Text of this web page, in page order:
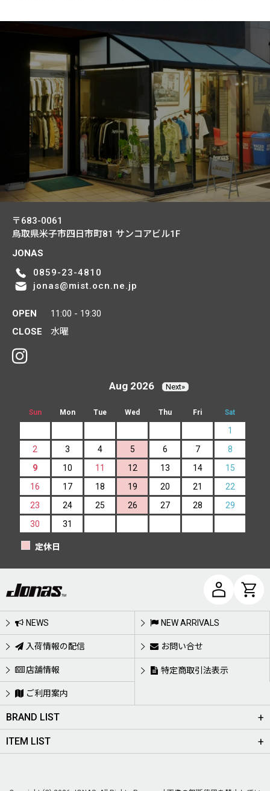
〒683-0061
鳥取県米子市四日市町81 サンコアビル1F
JONAS
0859-23-4810
jonas@mist.ocn.ne.jp
OPEN
11:00 - 19:30
CLOSE
水曜
Aug 2026 Next»
Sun Mon Tue Wed Thu Fri Sat
1
2
3 4 5 6 7
8
9
10 11 12 13 14
15
16
17 18 19 20 21
22
23
24 25 26 27 28
29
30
31
定休日
NEWS NEW ARRIVALS
入荷情報の配信 お問い合せ
店舗情報 特定商取引法表示
ご利用案内
BRAND LIST
ITEM LIST